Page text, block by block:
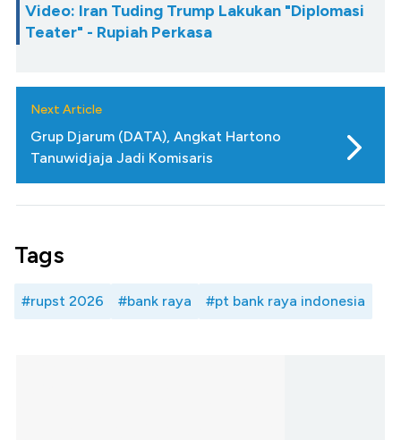
Video: Iran Tuding Trump Lakukan "Diplomasi
Teater" - Rupiah Perkasa
Next Article
Grup Djarum (DATA), Angkat Hartono
Tanuwidjaja Jadi Komisaris
Tags
#rupst 2026 #bank raya #pt bank raya indonesia